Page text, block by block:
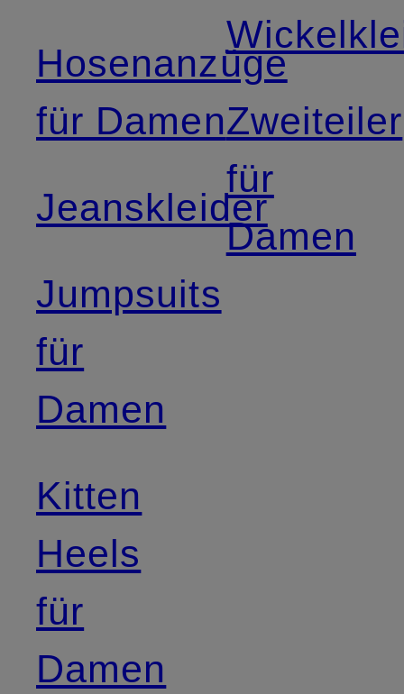
Hosenanzüge
für Damen
Jeanskleider
Jumpsuits
für
Damen
Kitten
Heels
für
Damen
Zweiteiler
für
Damen